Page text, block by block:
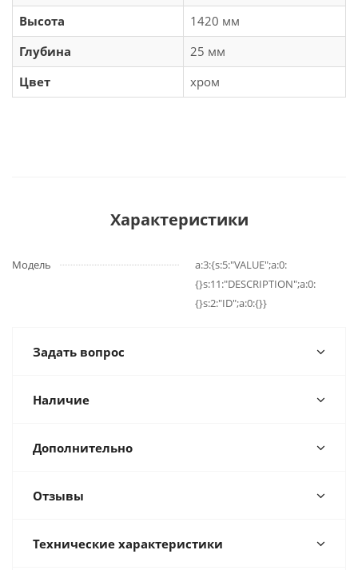
Высота
1420 мм
Глубина
25 мм
Цвет
хром
Характеристики
Модель
a:3:{s:5:"VALUE";a:0:
{}s:11:"DESCRIPTION";a:0:
{}s:2:"ID";a:0:{}}
Задать вопрос
Наличие
Дополнительно
Отзывы
Технические характеристики